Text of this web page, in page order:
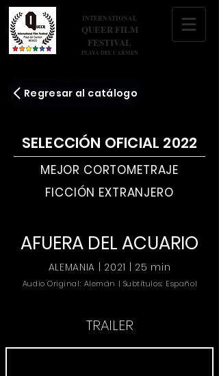
INTERNATIONAL
QUEER FILM
FESTIVAL
PLAYA DEL CARMEN
Regresar al catálogo
SELECCIÓN OFICIAL 2022
MEJOR CORTOMETRAJE
FICCIÓN EXTRANJERO
AFUERA DEL ACUARIO
ALEMANIA | 2021 | 25 min
Audio Original: Alemán | Subtítulos: Español
TRAILER